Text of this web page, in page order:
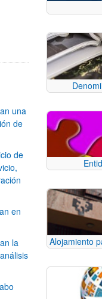
una
de
de
en
la
Alojamiento